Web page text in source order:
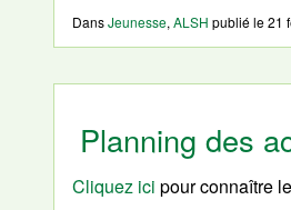
DansJeunesse, ALSH publié le21
Planning des
Cliquez ici pour connaître